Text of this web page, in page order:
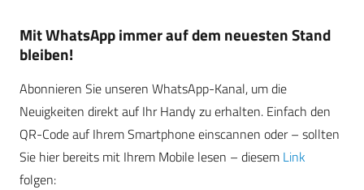
Mit WhatsApp immer auf dem neuesten Stand
bleiben!
Abonnieren Sie unseren WhatsApp-Kanal, um die
Neuigkeiten direkt auf Ihr Handy zu erhalten. Einfach den
QR-Code auf Ihrem Smartphone einscannen oder – sollten
Sie hier bereits mit Ihrem Mobile lesen – diesem Link
folgen: